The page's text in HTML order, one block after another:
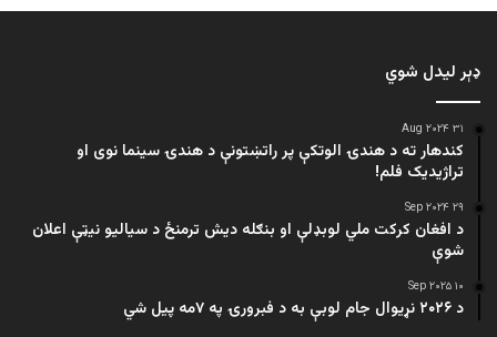
ډېر لیدل شوي
۳۱ Aug ۲۰۲۴
کندهار ته د هندۍ الوتکې پر راتښتونې د هندۍ سینما نوی او
تراژيديک فلم!
۲۹ Sep ۲۰۲۴
د افغان کرکت ملي لوبډلې او بنګله دیش ترمنځ د سیالیو نیټې اعلان
شوې
۱۰ Sep ۲۰۲۵
د ۲۰۲۶ نړیوال جام لوبې به د فبرورۍ په ۷مه پیل شي